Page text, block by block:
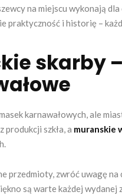
na miejscu wykonają
praktyczność i historię –
skarby
karnawałowych, ale
produkcji szkła, a muranskie
przedmioty, zwróć uwagę
są warte każdej